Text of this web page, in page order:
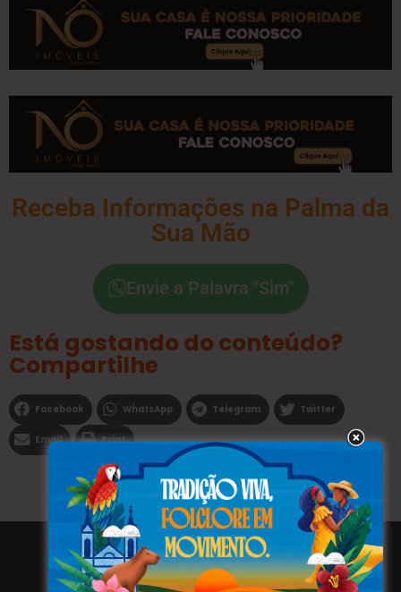
Receba Informações na Palma da
Sua Mão
Envie a Palavra "Sim"
Está gostando do conteúdo?
Compartilhe
Facebook WhatsApp Telegram Twitter
Email Print
Todos os direitos reservados a WEBFAVORITA.COM.BR